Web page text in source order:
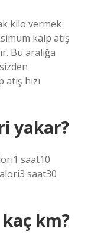
kilo vermek
kalp atış
Bu aralığa
hızı
yakar?
saat10
saat30
kaç km?